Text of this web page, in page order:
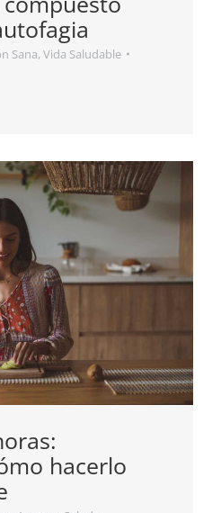
Sana, Vida Saludable
hacerlo